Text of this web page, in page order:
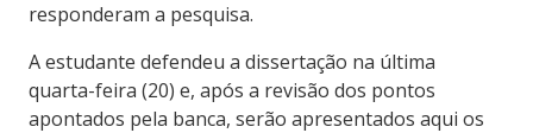
responderam a pesquisa.
A estudante defendeu a dissertação na última
quarta-feira (20) e, após a revisão dos pontos
apontados pela banca, serão apresentados aqui os